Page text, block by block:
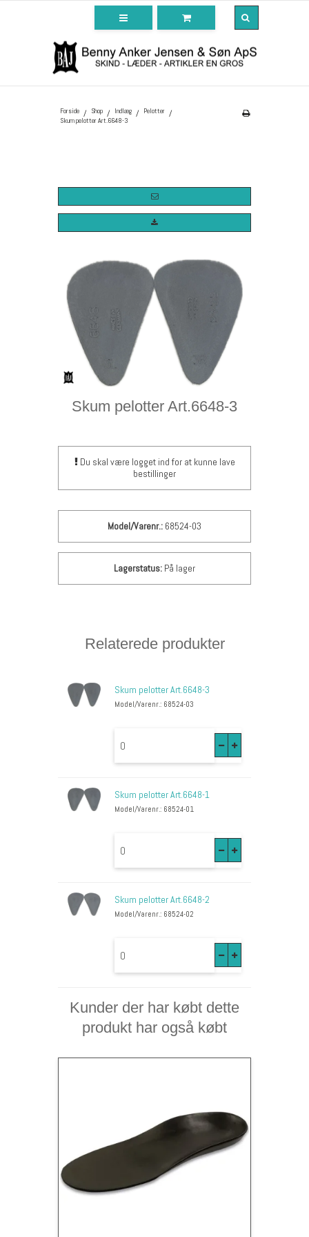
Forside / Shop / Indlæg / Pelotter /
Skum pelotter Art.6648-3
Skum pelotter Art.6648-3
Du skal være logget ind for at kunne lave
bestillinger
Model/Varenr.: 68524-03
Lagerstatus: På lager
Relaterede produkter
Skum pelotter Art.6648-3
Model/Varenr.: 68524-03
Skum pelotter Art.6648-1
Model/Varenr.: 68524-01
Skum pelotter Art.6648-2
Model/Varenr.: 68524-02
Kunder der har købt dette
produkt har også købt